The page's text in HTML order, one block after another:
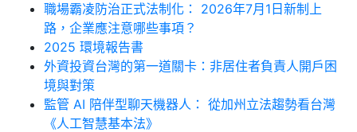
職場霸凌防治正式法制化： 2026年7月1日新制上
路，企業應注意哪些事項？
2025 環境報告書
外資投資台灣的第一道關卡：非居住者負責人開戶困
境與對策
監管 AI 陪伴型聊天機器人： 從加州立法趨勢看台灣
《人工智慧基本法》